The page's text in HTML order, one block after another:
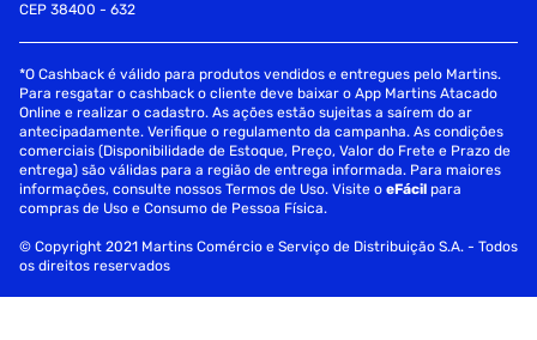
CEP 38400 - 632
*O Cashback é válido para produtos vendidos e entregues pelo Martins.
Para resgatar o cashback o cliente deve baixar o App Martins Atacado
Online e realizar o cadastro. As ações estão sujeitas a saírem do ar
antecipadamente. Verifique o regulamento da campanha. As condições
comerciais (Disponibilidade de Estoque, Preço, Valor do Frete e Prazo de
entrega) são válidas para a região de entrega informada. Para maiores
informações, consulte nossos Termos de Uso. Visite oeFácil para
compras de Uso e Consumo de Pessoa Física.
© Copyright 2021 Martins Comércio e Serviço de Distribuição S.A. - Todos
os direitos reservados